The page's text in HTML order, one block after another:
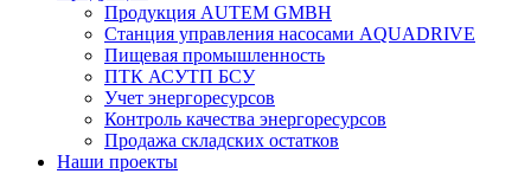
Продукция AUTEM GMBH
Cтанция управления насосами AQUADRIVE
Пищевая промышленность
ПТК АСУТП БСУ
Учет энергоресурсов
Контроль качества энергоресурсов
Продажа складских остатков
Наши проекты